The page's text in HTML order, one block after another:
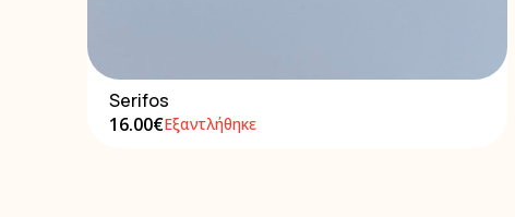
Serifos
16.00€Εξαντλήθηκε